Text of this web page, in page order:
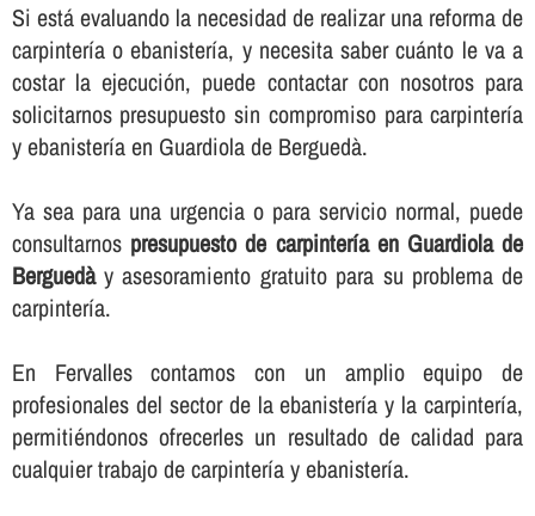
Si está evaluando la necesidad de realizar una reforma de
carpinterí­a o ebanisterí­a, y necesita saber cuánto le va a
costar la ejecución, puede contactar con nosotros para
solicitarnos presupuesto sin compromiso para carpinterí­a
y ebanisterí­a en Guardiola de Berguedà.
Ya sea para una urgencia o para servicio normal, puede
consultarnos presupuesto de carpinterí­a en Guardiola de
Berguedày asesoramiento gratuito para su problema de
carpinterí­a.
En Fervalles contamos con un amplio equipo de
profesionales del sector de la ebanisterí­a y la carpinterí­a,
permitiéndonos ofrecerles un resultado de calidad para
cualquier trabajo de carpinterí­a y ebanisterí­a.